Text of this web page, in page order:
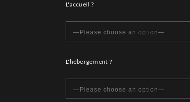
L'accueil ?
L'hébergement ?